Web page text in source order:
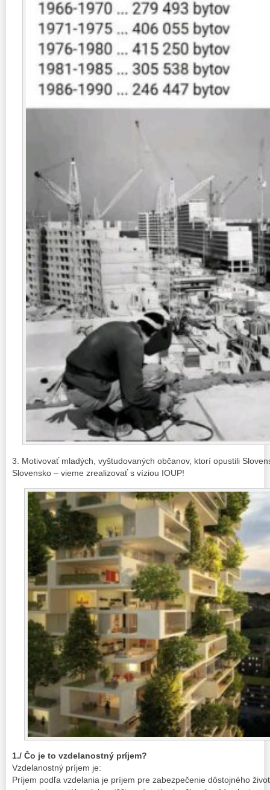
3. Motivovať mladých, vyštudovaných občanov, ktorí opustili
Slovensko – vieme zrealizovať s víziou IOUP!
1./ Čo je to vzdelanostný príjem?
Vzdelanostný príjem je:
Príjem podľa vzdelania je príjem pre zabezpečenie dôstojného